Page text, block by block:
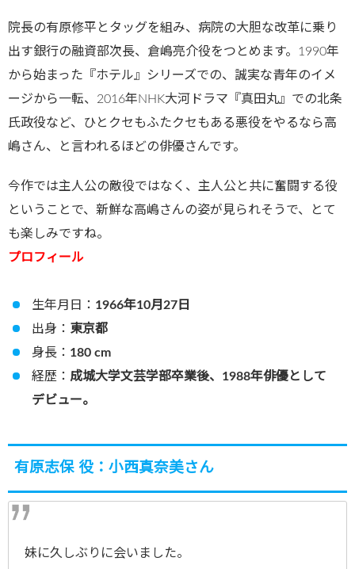
院長の有原修平とタッグを組み、病院の大胆な改革に乗り
出す銀行の融資部次長、倉嶋亮介役をつとめます。1990年
から始まった『ホテル』シリーズでの、誠実な青年のイメ
ージから一転、2016年NHK大河ドラマ『真田丸』での北条
氏政役など、ひとクセもふたクセもある悪役をやるなら高
嶋さん、と言われるほどの俳優さんです。
今作では主人公の敵役ではなく、主人公と共に奮闘する役
ということで、新鮮な高嶋さんの姿が見られそうで、とて
も楽しみですね。
プロフィール
生年月日： 1966年10月27日
出身： 東京都
身長： 180 cm
経歴： 成城大学文芸学部卒業後、1988年俳優として
デビュー。
有原志保 役：小西真奈美さん
妹に久しぶりに会いました。